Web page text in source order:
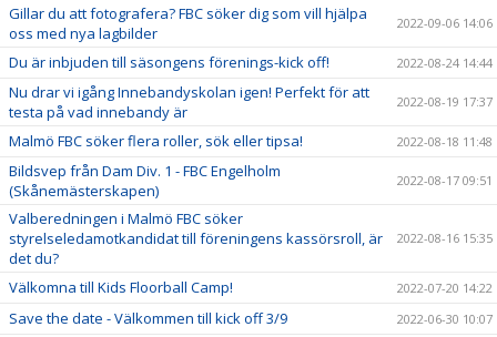
Gillar du att fotografera? FBC söker dig som vill hjälpa
oss med nya lagbilder
2022-09-06 14:06
Du är inbjuden till säsongens förenings-kick off! 2022-08-24 14:44
Nu drar vi igång Innebandyskolan igen! Perfekt för att
testa på vad innebandy är
2022-08-19 17:37
Malmö FBC söker flera roller, sök eller tipsa! 2022-08-18 11:48
Bildsvep från Dam Div. 1 - FBC Engelholm
(Skånemästerskapen)
2022-08-17 09:51
Valberedningen i Malmö FBC söker
styrelseledamotkandidat till föreningens kassörsroll, är
det du?
2022-08-16 15:35
Välkomna till Kids Floorball Camp! 2022-07-20 14:22
Save the date - Välkommen till kick off 3/9 2022-06-30 10:07